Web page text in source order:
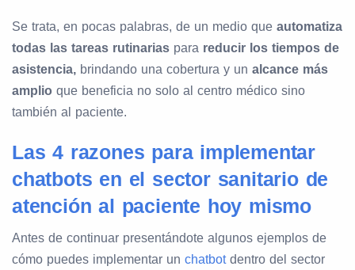
Se trata, en pocas palabras, de un medio que automatiza
todas las tareas rutinarias para reducir los tiempos de
asistencia, brindando una cobertura y un alcance más
amplio que beneficia no solo al centro médico sino
también al paciente.
Las 4 razones para implementar
chatbots en el sector sanitario de
atención al paciente hoy mismo
Antes de continuar presentándote algunos ejemplos de
cómo puedes implementar un chatbotdentro del sector